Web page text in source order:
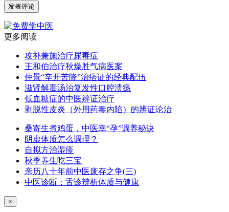
更多阅读
攻补兼施治疗尿毒症
王和伯治疗秋燥胜气病医案
仲景“辛开苦降”治痞证的经典配伍
滋肾解毒汤治复发性口腔溃疡
低血糖症的中医辨证治疗
剥脱性皮炎（外用药毒内陷）的辨证论治
桑寄生煮鸡蛋，中医幸“孕”调养秘诀
阴虚体质怎么调理？
自拟方治湿疹
秋季养生吃三宝
亲历八十年前中医废存之争(三)
中医诊断：舌诊辨析体质与健康
×